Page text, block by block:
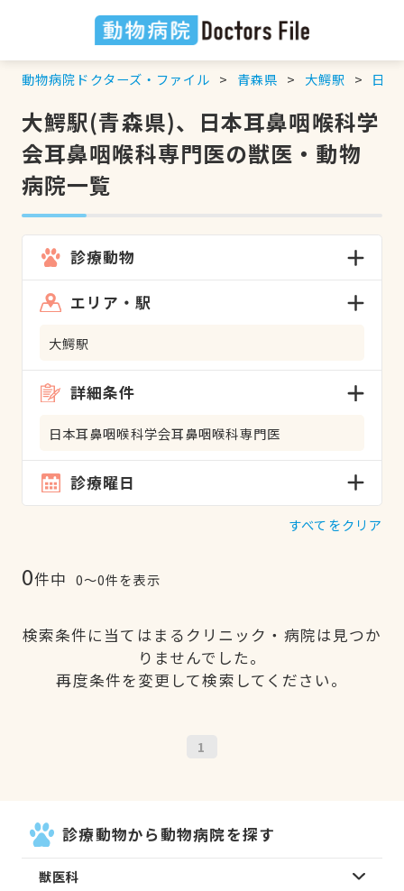
動物病院ドクターズ・ファイル 青森県 大鰐駅 日本
大鰐駅(青森県)、日本耳鼻咽喉科学
会耳鼻咽喉科専門医の獣医・動物
病院一覧
診療動物
エリア・駅
大鰐駅
詳細条件
日本耳鼻咽喉科学会耳鼻咽喉科専門医
診療曜日
すべてをクリア
0件中 0〜0件を表示
検索条件に当てはまるクリニック・病院は見つか
りませんでした。
再度条件を変更して検索してください。
1
診療動物から動物病院を探す
獣医科